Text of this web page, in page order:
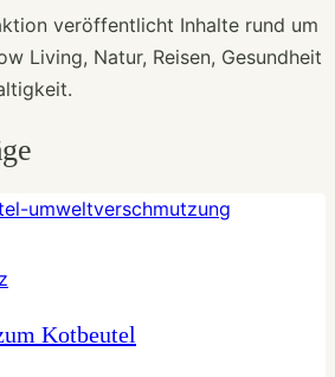
veröffentlicht Inhalte rund um
Living, Natur, Reisen, Gesundheit
Kotbeutel